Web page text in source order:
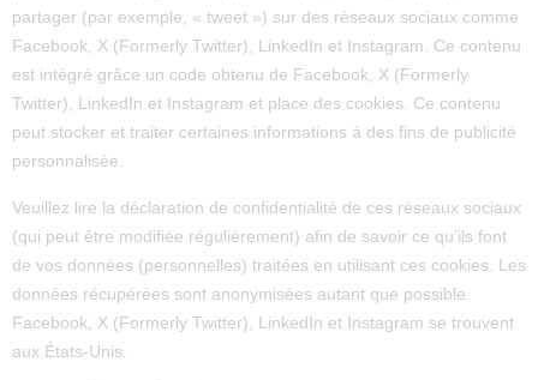
partager (par exemple, « tweet ») sur des réseaux sociaux comme
Facebook, X (Formerly Twitter), LinkedIn et Instagram. Ce contenu
est intégré grâce un code obtenu de Facebook, X (Formerly
Twitter), LinkedIn et Instagram et place des cookies. Ce contenu
peut stocker et traiter certaines informations à des fins de publicité
personnalisée.
Veuillez lire la déclaration de confidentialité de ces réseaux sociaux
(qui peut être modifiée régulièrement) afin de savoir ce qu’ils font
de vos données (personnelles) traitées en utilisant ces cookies. Les
données récupérées sont anonymisées autant que possible.
Facebook, X (Formerly Twitter), LinkedIn et Instagram se trouvent
aux États-Unis.